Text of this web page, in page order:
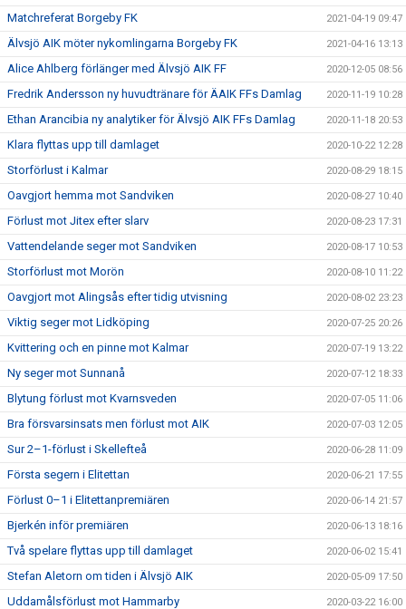
Matchreferat Borgeby FK 2021-04-19 09:47
Älvsjö AIK möter nykomlingarna Borgeby FK 2021-04-16 13:13
Alice Ahlberg förlänger med Älvsjö AIK FF 2020-12-05 08:56
Fredrik Andersson ny huvudtränare för ÄAIK FFs Damlag 2020-11-19 10:28
Ethan Arancibia ny analytiker för Älvsjö AIK FFs Damlag 2020-11-18 20:53
Klara flyttas upp till damlaget 2020-10-22 12:28
Storförlust i Kalmar 2020-08-29 18:15
Oavgjort hemma mot Sandviken 2020-08-27 10:40
Förlust mot Jitex efter slarv 2020-08-23 17:31
Vattendelande seger mot Sandviken 2020-08-17 10:53
Storförlust mot Morön 2020-08-10 11:22
Oavgjort mot Alingsås efter tidig utvisning 2020-08-02 23:23
Viktig seger mot Lidköping 2020-07-25 20:26
Kvittering och en pinne mot Kalmar 2020-07-19 13:22
Ny seger mot Sunnanå 2020-07-12 18:33
Blytung förlust mot Kvarnsveden 2020-07-05 11:06
Bra försvarsinsats men förlust mot AIK 2020-07-03 12:05
Sur 2–1-förlust i Skellefteå 2020-06-28 11:09
Första segern i Elitettan 2020-06-21 17:55
Förlust 0–1 i Elitettanpremiären 2020-06-14 21:57
Bjerkén inför premiären 2020-06-13 18:16
Två spelare flyttas upp till damlaget 2020-06-02 15:41
Stefan Aletorn om tiden i Älvsjö AIK 2020-05-09 17:50
Uddamålsförlust mot Hammarby 2020-03-22 16:00